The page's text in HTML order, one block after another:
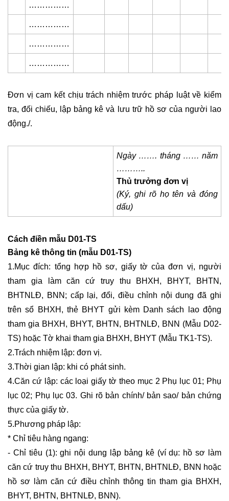
……………
……………
……………
……………
Đơn vị cam kết chịu trách nhiệm trước pháp luật về kiểm
tra, đối chiếu, lập bảng kê và lưu trữ hồ sơ của người lao
động./.
Ngày ……. tháng …… năm
………..
Thủ trưởng đơn vị
(Ký, ghi rõ họ tên và đóng
dấu)
Cách điền mẫu D01-TS
Bảng kê thông tin (mẫu D01-TS)
1.Mục đích: tổng hợp hồ sơ, giấy tờ của đơn vị, người
tham gia làm căn cứ truy thu BHXH, BHYT, BHTN,
BHTNLĐ, BNN; cấp lại, đổi, điều chỉnh nội dung đã ghi
trên sổ BHXH, thẻ BHYT gửi kèm Danh sách lao động
tham gia BHXH, BHYT, BHTN, BHTNLĐ, BNN (Mẫu D02-
TS) hoặc Tờ khai tham gia BHXH, BHYT (Mẫu TK1-TS).
2.Trách nhiệm lập: đơn vị.
3.Thời gian lập: khi có phát sinh.
4.Căn cứ lập: các loại giấy tờ theo mục 2 Phụ lục 01; Phụ
lục 02; Phụ lục 03. Ghi rõ bản chính/ bản sao/ bản chứng
thực của giấy tờ.
5.Phương pháp lập:
* Chỉ tiêu hàng ngang:
- Chỉ tiêu (1): ghi nội dung lập bảng kê (ví dụ: hồ sơ làm
căn cứ truy thu BHXH, BHYT, BHTN, BHTNLĐ, BNN hoặc
hồ sơ làm căn cứ điều chỉnh thông tin tham gia BHXH,
BHYT, BHTN, BHTNLĐ, BNN).